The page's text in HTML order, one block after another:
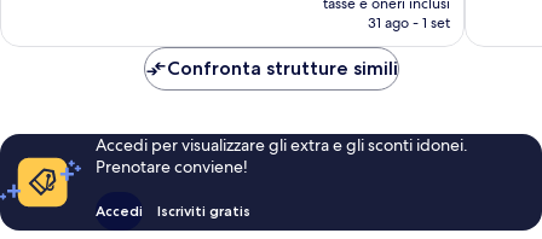
attuale
109 €
31 ago - 1 set
Confronta strutture simili
Accedi per visualizzare gli extra e gli sconti idonei.
Prenotare conviene!
Accedi Iscriviti gratis